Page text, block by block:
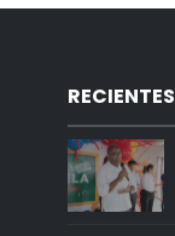
RECIENTES